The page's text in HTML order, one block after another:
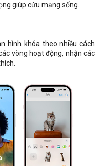
giúp cứu mạng sống.
hình khóa theo nhiều cách
vòng hoạt động, nhận các